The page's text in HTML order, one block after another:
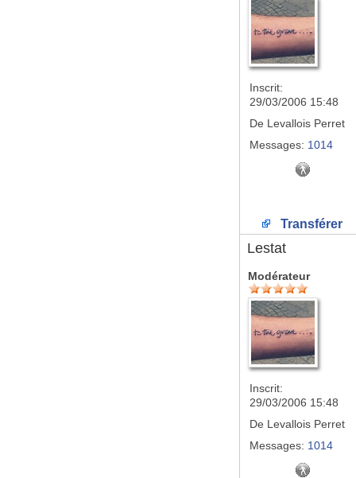
Inscrit:
29/03/2006 15:48
De Levallois Perret
Messages: 1014
Transférer
Lestat
Modérateur
Inscrit:
29/03/2006 15:48
De Levallois Perret
Messages: 1014